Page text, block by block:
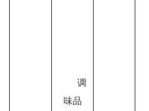
调
味品